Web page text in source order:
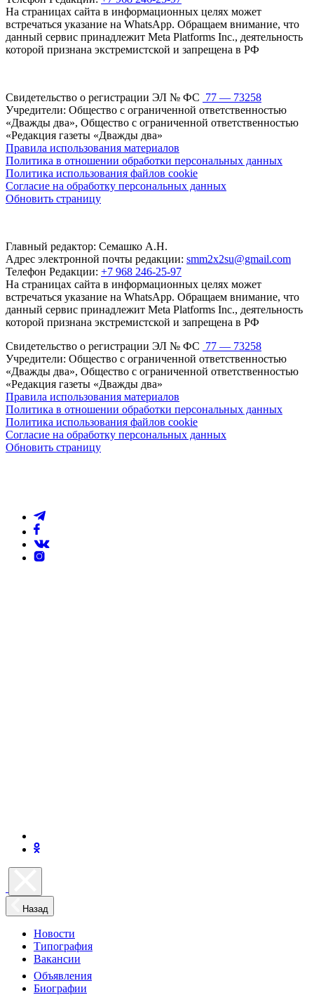
На страницах сайта в информационных целях может
встречаться указание на WhatsApp. Обращаем внимание, что
данный сервис принадлежит Meta Platforms Inc., деятельность
которой признана экстремистской и запрещена в РФ
Свидетельство о регистрации ЭЛ № ФС 77 — 73258
Учредители: Общество с ограниченной ответственностью
«Дважды два», Общество с ограниченной ответственностью
«Редакция газеты «Дважды два»
Правила использования материалов
Политика в отношении обработки персональных данных
Политика использования файлов cookie
Согласие на обработку персональных данных
Обновить страницу
Главный редактор: Семашко А.Н.
Адрес электронной почты редакции: smm2x2su@gmail.com
Телефон Редакции: +7 968 246-25-97
На страницах сайта в информационных целях может
встречаться указание на WhatsApp. Обращаем внимание, что
данный сервис принадлежит Meta Platforms Inc., деятельность
которой признана экстремистской и запрещена в РФ
Свидетельство о регистрации ЭЛ № ФС 77 — 73258
Учредители: Общество с ограниченной ответственностью
«Дважды два», Общество с ограниченной ответственностью
«Редакция газеты «Дважды два»
Правила использования материалов
Политика в отношении обработки персональных данных
Политика использования файлов cookie
Согласие на обработку персональных данных
Обновить страницу
Назад
Новости
Типография
Вакансии
Объявления
Биографии